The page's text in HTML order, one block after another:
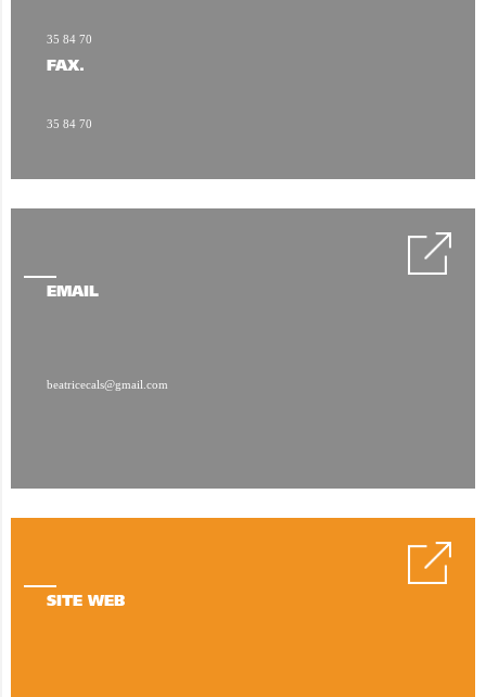
35 84 70
FAX.
35 84 70
EMAIL
beatricecals@gmail.com
SITE WEB